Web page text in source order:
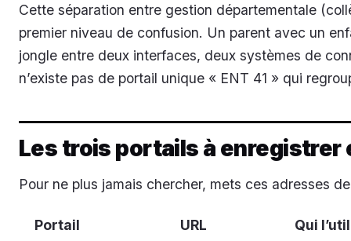
Cette séparation entre gestion départementale
premier niveau de confusion. Un parent avec un
jongle entre deux interfaces, deux systèmes de
n’existe pas de portail unique « ENT 41 » qui
Les trois portails à enregistrer
Pour ne plus jamais chercher, mets ces adresses
Portail URL Qui